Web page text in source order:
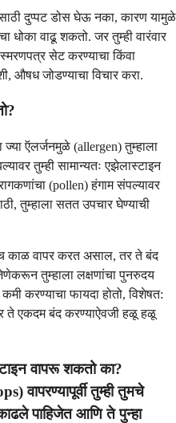
दुप्पट डोस घेऊ नका, कारण यामुळे
धोका वाढू शकतो. जर तुम्ही वारंवार
सेट करण्याचा किंवा
औषध जोडण्याचा विचार करा.
ज्या ऍलर्जनमुळे (allergen) तुम्हाला
तुम्ही सामान्यतः एझेलास्टाइन
(pollen) हंगाम संपल्यावर
तुम्हाला सतत उपचार घेण्याची
काळ वापर करत असाल, तर ते बंद
जेणेकरून तुम्हाला लक्षणांचा पुनरुदय
करण्याचा फायदा होतो, विशेषत:
ते एकदम बंद करण्याऐवजी हळू हळू
वापरू शकतो का?
वापरण्यापूर्वी तुम्ही तुमचे
पाहिजेत आणि ते पुन्हा